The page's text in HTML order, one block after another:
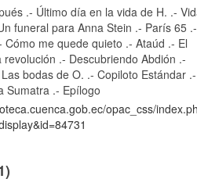
.- Último día en la vida de H. .-
funeral para Anna Stein .- París 65 .-
Cómo me quede quieto .- Ataúd .- El
revolución .- Descubriendo Abdión .-
bodas de O. .- Copiloto Estándar .-
Sumatra .- Epílogo
opac_css/